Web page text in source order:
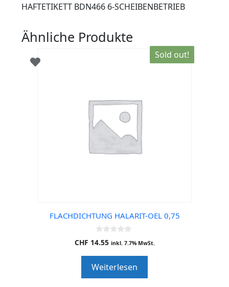
HAFTETIKETT BDN466 6-SCHEIBENBETRIEB
Ähnliche Produkte
Sold out!
FLACHDICHTUNG HALARIT-OEL 0,75
0
o
o
f
5
CHF 14.55 inkl. 7.7% MwSt.
Weiterlesen